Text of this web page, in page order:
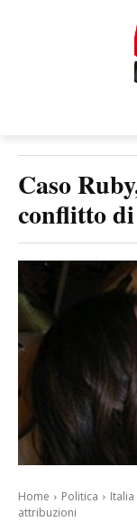
Caso
conflitto
Home Politica Italia
attribuzioni